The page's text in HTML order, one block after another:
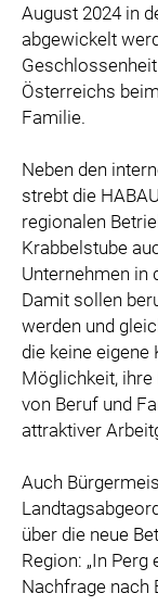
August 2024 in
abgewickelt
Österreichs
Familie.
Neben den
strebt die
regionalen
Krabbelstube
Unternehmen in
Damit sollen
werden und
die keine eigene
Möglichkeit,
von Beruf und
attraktiver
Auch
über die neue
Region: „In
Nachfrage nach